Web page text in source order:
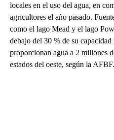
locales en el uso del agua, en
agricultores el año pasado.
como el lago Mead y el lago
debajo del 30 % de su
proporcionan agua a 2 millones
estados del oeste, según la AFBF.